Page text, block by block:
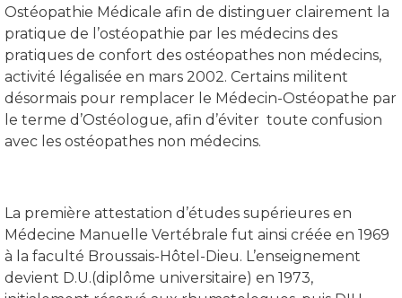
Ostéopathie Médicale afin de distinguer clairement la
pratique de l’ostéopathie par les médecins des
pratiques de confort des ostéopathes non médecins,
activité légalisée en mars 2002. Certains militent
désormais pour remplacer le Médecin-Ostéopathe par
le terme d’Ostéologue, afin d’éviter toute confusion
avec les ostéopathes non médecins.
La première attestation d’études supérieures en
Médecine Manuelle Vertébrale fut ainsi créée en 1969
à la faculté Broussais-Hôtel-Dieu. L’enseignement
devient D.U.(diplôme universitaire) en 1973,